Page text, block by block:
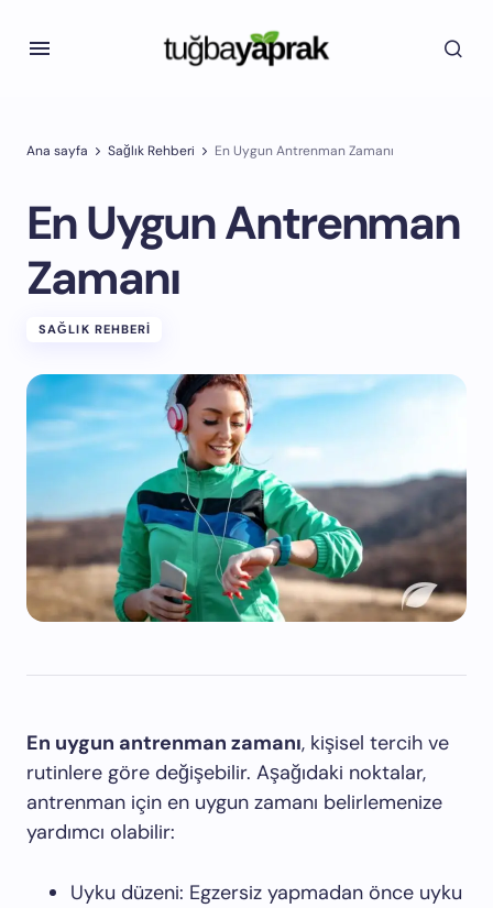
Ana sayfa Sağlık Rehberi En Uygun Antrenman Zamanı
En Uygun Antrenman
Zamanı
SAĞLIK REHBERI
En uygun antrenman zamanı, kişisel tercih ve
rutinlere göre değişebilir. Aşağıdaki noktalar,
antrenman için en uygun zamanı belirlemenize
yardımcı olabilir:
Uyku düzeni: Egzersiz yapmadan önce uyku